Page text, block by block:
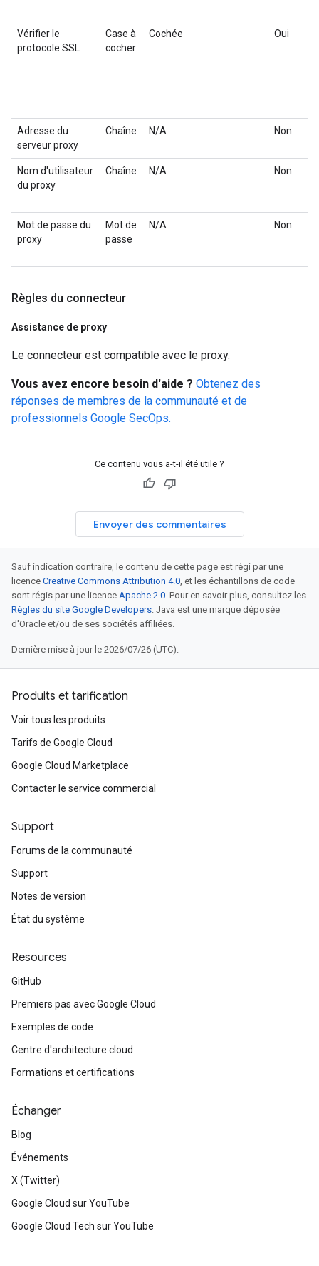
Vérifier le
protocole SSL
Case à
cocher
Cochée Oui
Adresse du
serveur proxy
Chaîne N/A Non
Nom d'utilisateur
du proxy
Chaîne N/A Non
Mot de passe du
proxy
Mot de
passe
N/A Non
Règles du connecteur
Assistance de proxy
Le connecteur est compatible avec le proxy.
Vous avez encore besoin d'aide ? Obtenez des
réponses de membres de la communauté et de
professionnels Google SecOps.
Ce contenu vous a-t-il été utile ?
Envoyer des commentaires
Sauf indication contraire, le contenu de cette page est régi par une
licence Creative Commons Attribution 4.0, et les échantillons de code
sont régis par une licence Apache 2.0. Pour en savoir plus, consultez les
Règles du site Google Developers. Java est une marque déposée
d'Oracle et/ou de ses sociétés affiliées.
Dernière mise à jour le 2026/07/26 (UTC).
Produits et tarification
Voir tous les produits
Tarifs de Google Cloud
Google Cloud Marketplace
Contacter le service commercial
Support
Forums de la communauté
Support
Notes de version
État du système
Resources
GitHub
Premiers pas avec Google Cloud
Exemples de code
Centre d'architecture cloud
Formations et certifications
Échanger
Blog
Événements
X (Twitter)
Google Cloud sur YouTube
Google Cloud Tech sur YouTube